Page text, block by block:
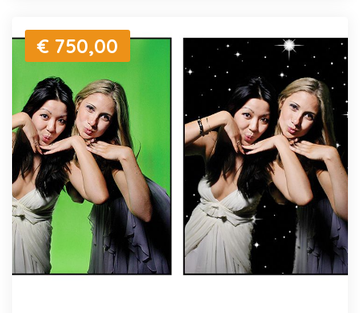
€ 750,00